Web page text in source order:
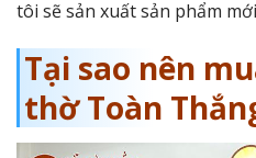
tôi sẽ sản xuất sản phẩm
Tại sao nên
thờ Toàn